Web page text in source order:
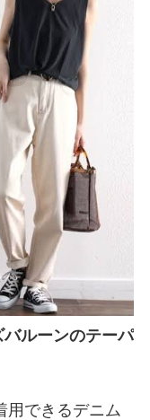
ルーンのテーパ
用できるデニム